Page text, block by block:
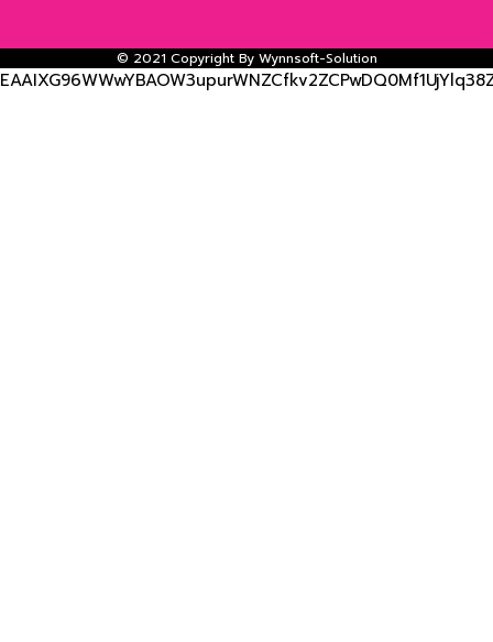
© 2021 Copyright By Wynnsoft-Solution